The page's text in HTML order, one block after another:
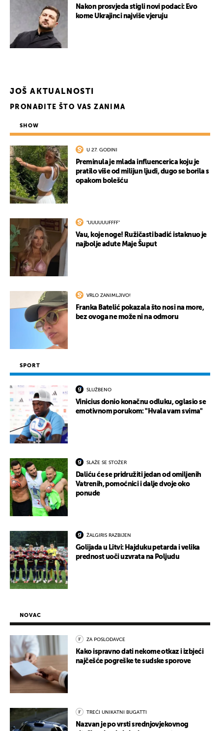
Nakon prosvjeda stigli novi podaci: Evo
kome Ukrajinci najviše vjeruju
JOŠ AKTUALNOSTI
PRONAĐITE ŠTO VAS ZANIMA
SHOW
U 27. GODINI
Preminula je mlada influencerica koju je
pratilo više od milijun ljudi, dugo se borila s
opakom bolešću
"UUUUUUFFFF"
Vau, koje noge! Ružičasti badić istaknuo je
najbolje adute Maje Šuput
VRLO ZANIMLJIVO!
Franka Batelić pokazala što nosi na more,
bez ovoga ne može ni na odmoru
SPORT
SLUŽBENO
Vinicius donio konačnu odluku, oglasio se
emotivnom porukom: "Hvala vam svima"
SLAŽE SE STOŽER
Daliću će se pridružiti jedan od omiljenih
Vatrenih, pomoćnici i dalje dvoje oko
ponude
ŽALGIRIS RAZBIJEN
Golijada u Litvi: Hajduku petarda i velika
prednost uoči uzvrata na Poljudu
NOVAC
ZA POSLODAVCE
Kako ispravno dati nekome otkaz i izbjeći
najčešće pogreške te sudske sporove
TREĆI UNIKATNI BUGATTI
Nazvan je po vrsti srednjovjekovnog
UKLJUČITE NOTIFIKACIJE